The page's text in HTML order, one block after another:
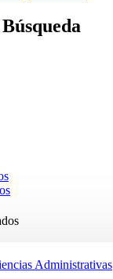
Administrativas